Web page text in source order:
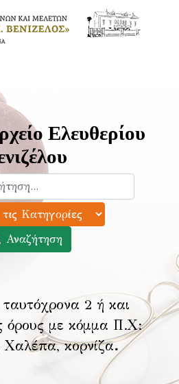
Ελευθερίου
Αναζήτηση
2 ή και
όρους με κόμμα Π.Χ:
Χαλέπα, κορνίζα.